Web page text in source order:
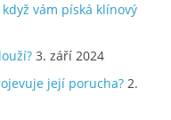
vám píská klínový
3. září 2024
její porucha? 2.